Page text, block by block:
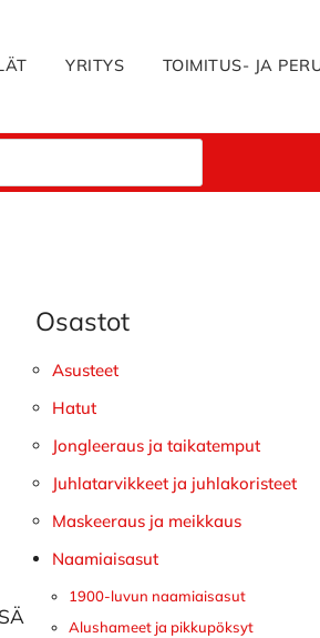
YRITYS TOIMITUS- JA
Ensisijainen
sivupalkki
Osastot
Asusteet
Hatut
Jongleeraus ja taikatemput
Juhlatarvikkeet ja juhlakoristeet
Maskeeraus ja meikkaus
Naamiaisasut
1900-luvun naamiaisasut
Alushameet ja pikkupöksyt